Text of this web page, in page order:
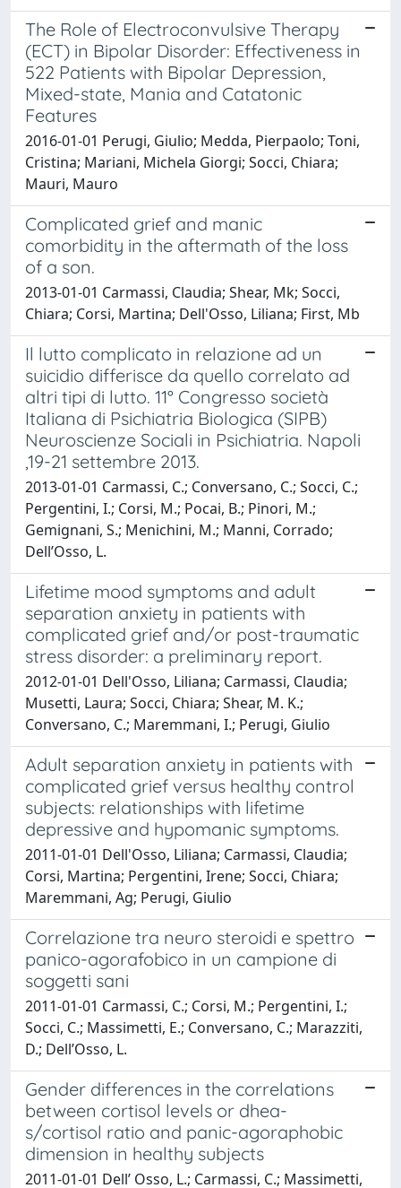
The Role of Electroconvulsive Therapy
(ECT) in Bipolar Disorder: Effectiveness in
522 Patients with Bipolar Depression,
Mixed-state, Mania and Catatonic
Features
2016-01-01 Perugi, Giulio; Medda, Pierpaolo; Toni,
Cristina; Mariani, Michela Giorgi; Socci, Chiara;
Mauri, Mauro
Complicated grief and manic
comorbidity in the aftermath of the loss
of a son.
2013-01-01 Carmassi, Claudia; Shear, Mk; Socci,
Chiara; Corsi, Martina; Dell'Osso, Liliana; First, Mb
Il lutto complicato in relazione ad un
suicidio differisce da quello correlato ad
altri tipi di lutto. 11° Congresso società
Italiana di Psichiatria Biologica (SIPB)
Neuroscienze Sociali in Psichiatria. Napoli
,19-21 settembre 2013.
2013-01-01 Carmassi, C.; Conversano, C.; Socci, C.;
Pergentini, I.; Corsi, M.; Pocai, B.; Pinori, M.;
Gemignani, S.; Menichini, M.; Manni, Corrado;
Dell’Osso, L.
Lifetime mood symptoms and adult
separation anxiety in patients with
complicated grief and/or post-traumatic
stress disorder: a preliminary report.
2012-01-01 Dell'Osso, Liliana; Carmassi, Claudia;
Musetti, Laura; Socci, Chiara; Shear, M. K.;
Conversano, C.; Maremmani, I.; Perugi, Giulio
Adult separation anxiety in patients with
complicated grief versus healthy control
subjects: relationships with lifetime
depressive and hypomanic symptoms.
2011-01-01 Dell'Osso, Liliana; Carmassi, Claudia;
Corsi, Martina; Pergentini, Irene; Socci, Chiara;
Maremmani, Ag; Perugi, Giulio
Correlazione tra neuro steroidi e spettro
panico-agorafobico in un campione di
soggetti sani
2011-01-01 Carmassi, C.; Corsi, M.; Pergentini, I.;
Socci, C.; Massimetti, E.; Conversano, C.; Marazziti,
D.; Dell’Osso, L.
Gender differences in the correlations
between cortisol levels or dhea-
s/cortisol ratio and panic-agoraphobic
dimension in healthy subjects
2011-01-01 Dell’ Osso, L.; Carmassi, C.; Massimetti,